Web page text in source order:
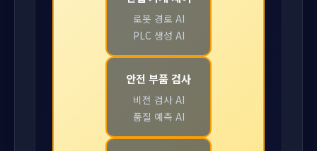
로봇 경로 AI
PLC 생성 AI
안전 부품 검사
비전 검사 AI
품질 예측 AI